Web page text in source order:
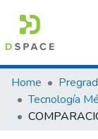
Communities &
All of DSpace
Home